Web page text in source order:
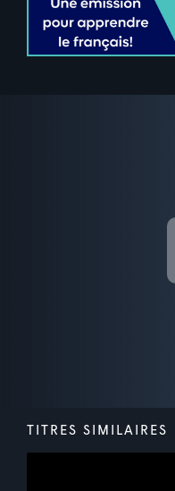
TITRES SIMILAIRES